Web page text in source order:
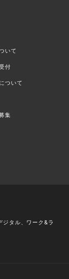
いて
付
ついて
集
タル、ワーク&ラ